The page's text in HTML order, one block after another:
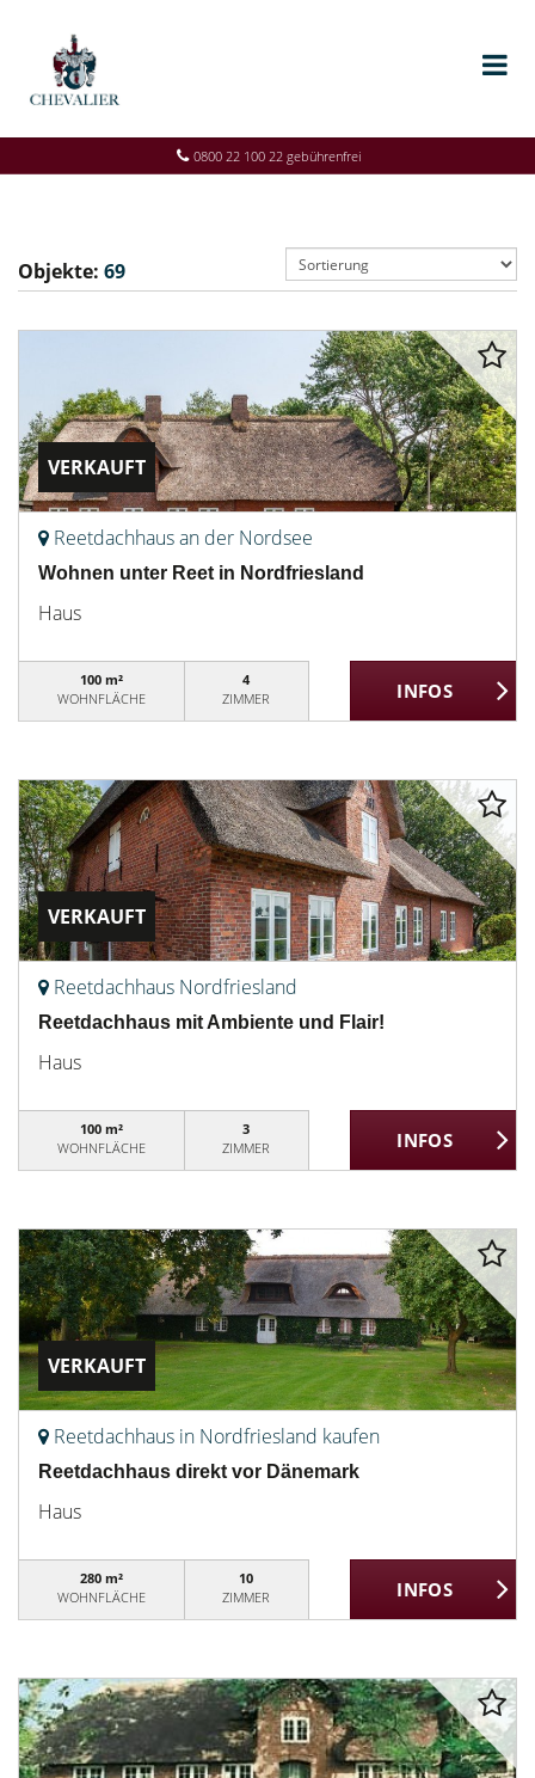
0800 22 100 22 gebührenfrei
Objekte: 69
VERKAUFT
Reetdachhaus an der Nordsee
Wohnen unter Reet in Nordfriesland
Haus
100 m²
WOHNFLÄCHE
4
ZIMMER
VERKAUFT
Reetdachhaus Nordfriesland
Reetdachhaus mit Ambiente und Flair!
Haus
100 m²
WOHNFLÄCHE
3
ZIMMER
VERKAUFT
Reetdachhaus in Nordfriesland kaufen
Reetdachhaus direkt vor Dänemark
Haus
280 m²
WOHNFLÄCHE
10
ZIMMER